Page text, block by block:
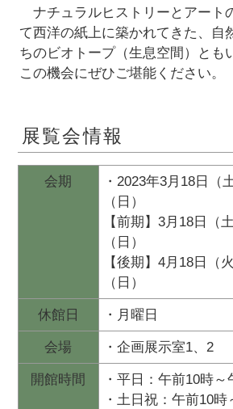
ナチュラルヒストリーとアート
て西洋の紙上に築かれてきた、自
ちのビオトープ（生息空間）とも
この機会にぜひご堪能ください。
展覧会情報
会期
・2023年3月18日（
（日）
【前期】3月18日（
（日）
【後期】4月18日（
（日）
休館日 ・月曜日
会場 ・企画展示室1、2
開館時間
・平日：午前10時～
・土日祝：午前10